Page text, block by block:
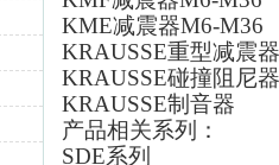
KME减震器M6-M36
KRAUSSE重型减震器
KRAUSSE碰撞阻尼器
KRAUSSE制音器
产品相关系列：
SDE系列